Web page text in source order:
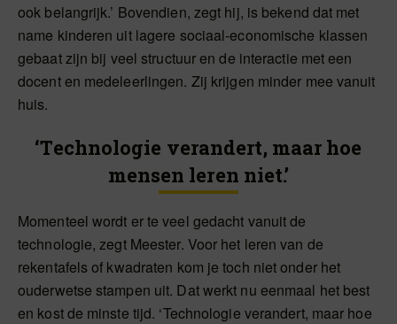
ook belangrijk.’ Bovendien, zegt hij, is bekend dat met
name kinderen uit lagere sociaal-economische klassen
gebaat zijn bij veel structuur en de interactie met een
docent en medeleerlingen. Zij krijgen minder mee vanuit
huis.
‘Technologie verandert, maar hoe
mensen leren niet.’
Momenteel wordt er te veel gedacht vanuit de
technologie, zegt Meester. Voor het leren van de
rekentafels of kwadraten kom je toch niet onder het
ouderwetse stampen uit. Dat werkt nu eenmaal het best
en kost de minste tijd. ‘Technologie verandert, maar hoe